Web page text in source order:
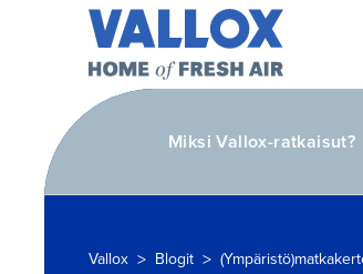
Miksi Vallox-ratkaisut?
Vallox > Blogit >